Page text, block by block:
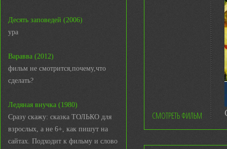
Десять заповедей (2006)
ура
Варавва (2012)
фильм не смотрится,почему,что
сделать?
Ледяная внучка (1980)
Сразу скажу: сказка ТОЛЬКО для
взрослых, а не 6+, как пишут на
сайтах. Подходит к фильму и слово
СМОТРЕТЬ ФИЛЬМ